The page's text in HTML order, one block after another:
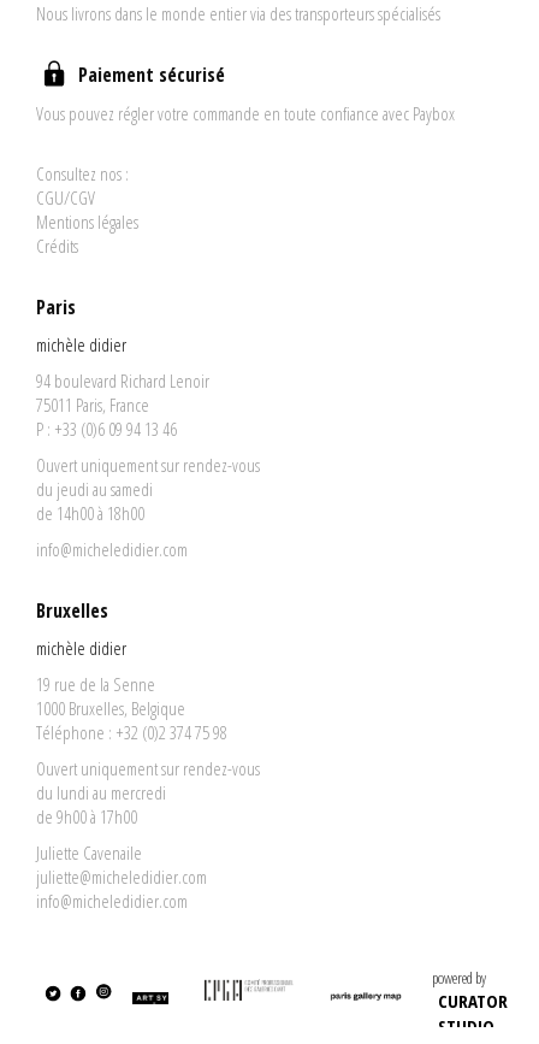
Nous livrons dans le monde entier via des transporteurs spécialisés
Paiement sécurisé
Vous pouvez régler votre commande en toute confiance avec Paybox
Consultez nos :
CGU/CGV
Mentions légales
Crédits
Paris
michèle didier
94 boulevard Richard Lenoir
75011 Paris, France
P : +33 (0)6 09 94 13 46
Ouvert uniquement sur rendez-vous
du jeudi au samedi
de 14h00 à 18h00
info@micheledidier.com
Bruxelles
michèle didier
19 rue de la Senne
1000 Bruxelles, Belgique
Téléphone : +32 (0)2 374 75 98
Ouvert uniquement sur rendez-vous
du lundi au mercredi
de 9h00 à 17h00
Juliette Cavenaile
juliette@micheledidier.com
info@micheledidier.com
powered by
CURATOR
STUDIO